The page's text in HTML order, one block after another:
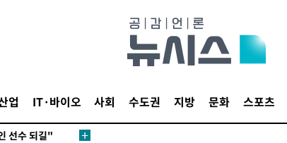
업 IT·바이오 사회 수도권 지방 문화 스포츠
사건
공식 데뷔전
선수 되길"